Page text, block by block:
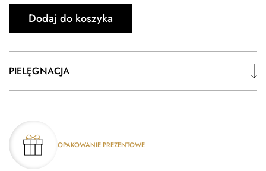
Dodaj do koszyka
PIELĘGNACJA
OPAKOWANIE PREZENTOWE